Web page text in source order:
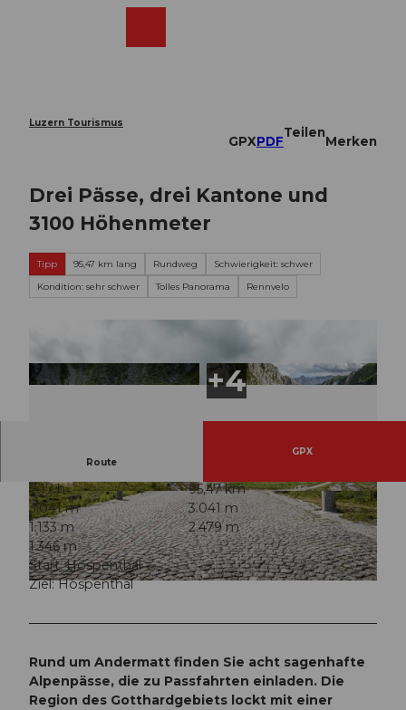
Luzern Tourismus
GPXPDF
Teilen
Merken
Drei Pässe, drei Kantone und
3100 Höhenmeter
Tipp 95,47 km lang Rundweg
Schwierigkeit: schwer
Kondition: sehr schwer
Tolles Panorama Rennvelo
© Schweiz Tourismus, Luzern Tourismus
© Schweiz Tourismus, Luzern Tourismus © Schweiz Tourismus, Luzern Tourismus
Route
GPX
7:17 h
95,47 km
3.041 m
3.041 m
1.133 m
2.479 m
1.346 m
Start: Hospenthal
Ziel: Hospenthal
Rund um Andermatt finden Sie acht sagenhafte
Alpenpässe, die zu Passfahrten einladen. Die
Region des Gotthardgebiets lockt mit einer